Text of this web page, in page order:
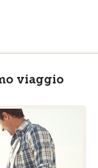
viaggio